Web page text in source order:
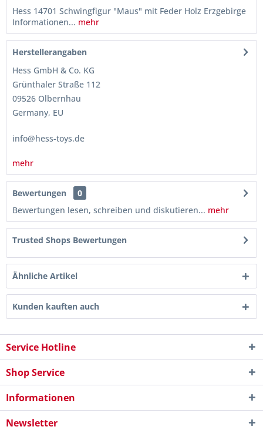
Hess 14701 Schwingfigur "Maus" mit Feder Holz Erzgebirge
Informationen... mehr
Herstellerangaben
Hess GmbH & Co. KG
Grünthaler Straße 112
09526 Olbernhau
Germany, EU
info@hess-toys.de
mehr
Bewertungen
0
Bewertungen lesen, schreiben und diskutieren... mehr
Trusted Shops Bewertungen
Ähnliche Artikel
Kunden kauften auch
Service Hotline
Shop Service
Informationen
Newsletter